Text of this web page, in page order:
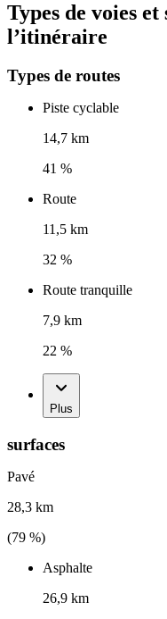
Types de voies
l’itinéraire
Types de routes
Piste cyclable
14,7 km
41 %
Route
11,5 km
32 %
Route tranquille
7,9 km
22 %
Plus
surfaces
Pavé
28,3 km
(79 %)
Asphalte
26,9 km